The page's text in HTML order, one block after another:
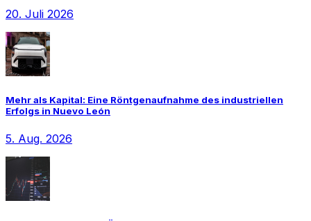
20. Juli 2026
Mehr als Kapital: Eine Röntgenaufnahme des industriellen
Erfolgs in Nuevo León
5. Aug. 2026